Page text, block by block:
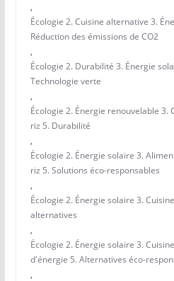
,
Écologie 2. Cuisine alternative 3.
Réduction des émissions de CO2
,
Écologie 2. Durabilité 3. Énergie
Technologie verte
,
Écologie 2. Énergie renouvelable 3.
riz 5. Durabilité
,
Écologie 2. Énergie solaire 3.
riz 5. Solutions éco-responsables
,
Écologie 2. Énergie solaire 3.
alternatives
,
Écologie 2. Énergie solaire 3.
d'énergie 5. Alternatives éco-
,